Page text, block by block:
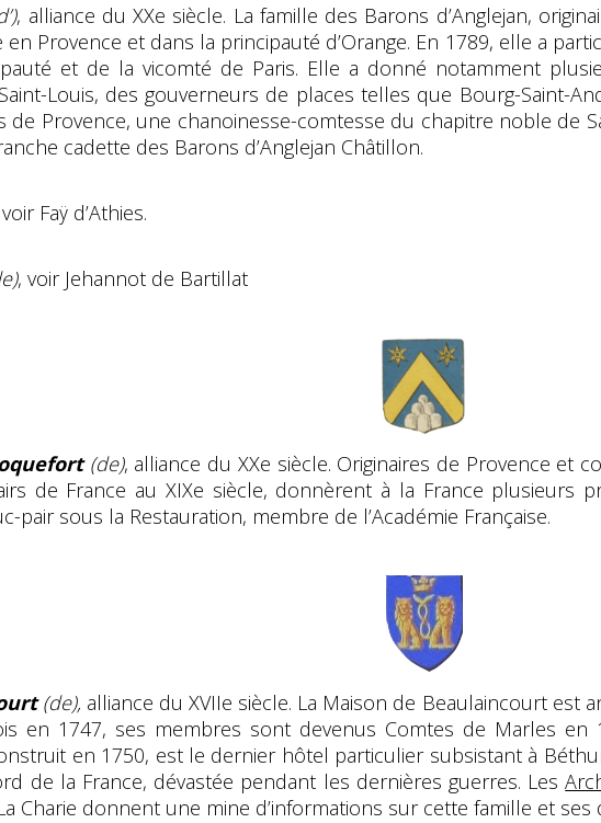
, alliance du XXe siècle. La famille des Barons d’Anglejan,
en Provence et dans la principauté d’Orange. En 1789, elle a
et de la vicomté de Paris. Elle a donné notamment
Louis, des gouverneurs de places telles que Bourg-Saint-
de Provence, une chanoinesse-comtesse du chapitre noble de
cadette des Barons d’Anglejan Châtillon.
voir Faÿ d’Athies.
, voir Jehannot de Bartillat
(de), alliance du XXe siècle. Originaires de Provence et
de France au XIXe siècle, donnèrent à la France plusieurs
pair sous la Restauration, membre de l’Académie Française.
(de), alliance du XVIIe siècle. La Maison de Beaulaincourt est
en 1747, ses membres sont devenus Comtes de Marles
en 1750, est le dernier hôtel particulier subsistant à
de la France, dévastée pendant les dernières guerres. Les
Charie donnent une mine d’informations sur cette famille et